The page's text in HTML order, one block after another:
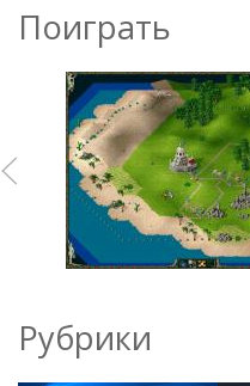
Поиграть
Рубрики